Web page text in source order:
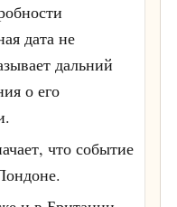
дата не
дальний
о его
что событие